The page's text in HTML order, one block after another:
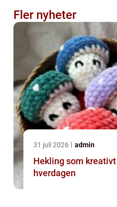
Fler nyheter
31 juli 2026 admin
Hekling som
hverdagen